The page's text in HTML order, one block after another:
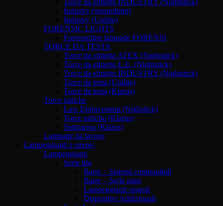
Torce da elmetto INDUSTRY (Nightstick)
Industry (streamlight)
Industry (Unilite)
FORENSIC LIGHTS
Forensicline lampade FORENSI
TORCE DA TESTA
Torce da elmetto ATEX (Nightstick)
Torce da elmetto L.E. (Nightstick)
Torce da elmetto INDUSTRY (Nightstick)
Torce da testa (Unilite)
Torce da testa (Klarus)
Torce tattiche
Law Enforcement (Nighstick)
Torce tattiche (Klarus)
Sottoarma (Klarus)
Lampade da lavoro
Lampeggianti e sirene-
Lampeggianti
Serie blu
Barre – Sistemi componibili
Barre – Serie mini
Lampeggianti singoli
Dispositivi Addizionali